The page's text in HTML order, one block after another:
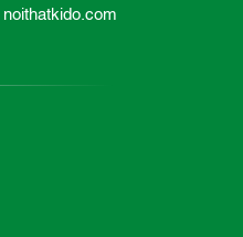
noithatkido.com